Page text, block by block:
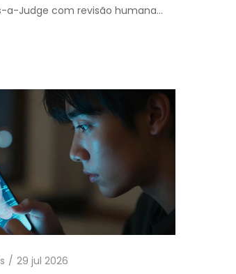
a-Judge com revisão humana
reduzir viés e escalar testes
29 jul 2026